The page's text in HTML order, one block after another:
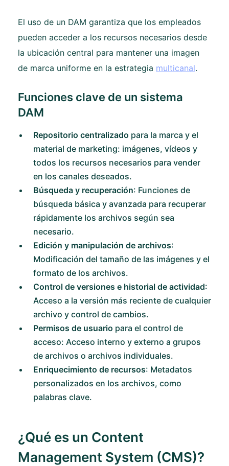
El uso de un DAM garantiza que los empleados
pueden acceder a los recursos necesarios desde
la ubicación central para mantener una imagen
de marca uniforme en la estrategia multicanal.
Funciones clave de un sistema
DAM
Repositorio centralizado para la marca y el
material de marketing: imágenes, vídeos y
todos los recursos necesarios para vender
en los canales deseados.
Búsqueda y recuperación: Funciones de
búsqueda básica y avanzada para recuperar
rápidamente los archivos según sea
necesario.
Edición y manipulación de archivos:
Modificación del tamaño de las imágenes y el
formato de los archivos.
Control de versiones e historial de actividad:
Acceso a la versión más reciente de cualquier
archivo y control de cambios.
Permisos de usuario para el control de
acceso: Acceso interno y externo a grupos
de archivos o archivos individuales.
Enriquecimiento de recursos: Metadatos
personalizados en los archivos, como
palabras clave.
¿Qué es un Content
Management System (CMS)?